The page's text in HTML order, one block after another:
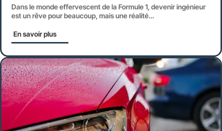
Dans le monde effervescent de la Formule 1, devenir ingénieur
est un rêve pour beaucoup, mais une réalité…
En savoir plus